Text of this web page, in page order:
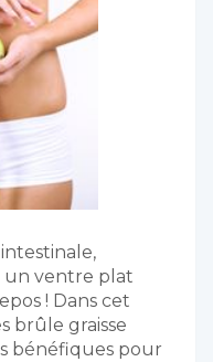
un ventre plat
! Dans cet
brûle graisse
bénéfiques pour